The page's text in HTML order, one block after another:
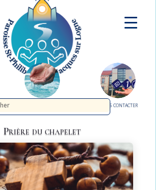
Nous contacter
Prière du chapelet